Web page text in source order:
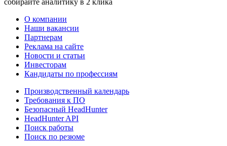
О компании
Наши вакансии
Партнерам
Реклама на сайте
Новости и статьи
Инвесторам
Кандидаты по профессиям
Производственный календарь
Требования к ПО
Безопасный HeadHunter
HeadHunter API
Поиск работы
Поиск по резюме